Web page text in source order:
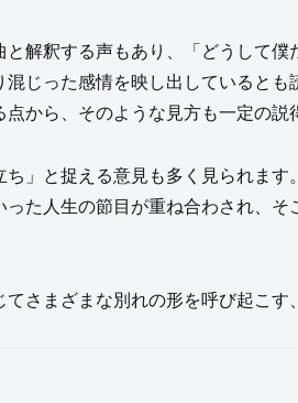
解釈する声もあり、「どうして僕
じった感情を映し出していると
から、そのような見方も一定の説
」と捉える意見も多く見られます
た人生の節目が重ね合わされ、
さまざまな別れの形を呼び起こす